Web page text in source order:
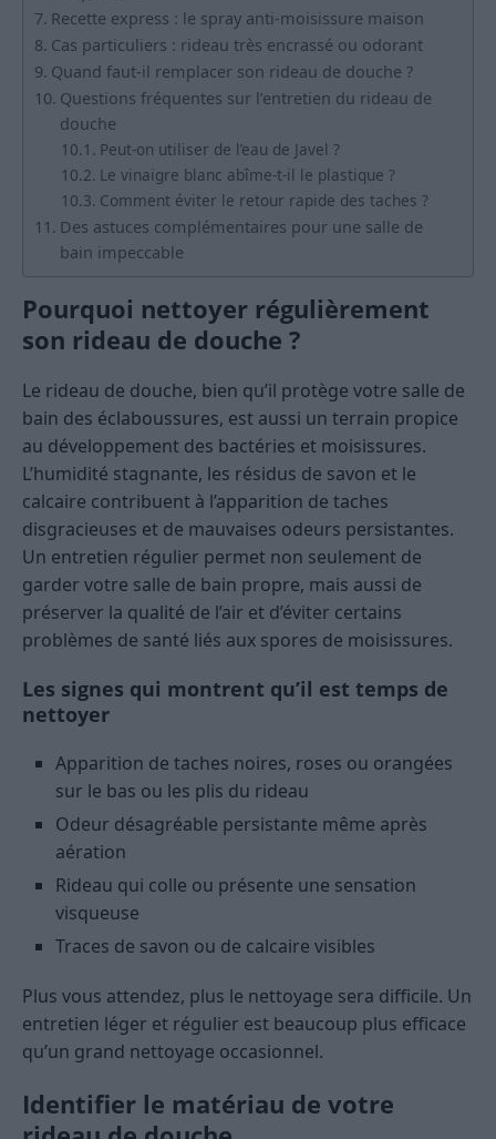
Recette express : le spray anti-moisissure maison
Cas particuliers : rideau très encrassé ou odorant
Quand faut-il remplacer son rideau de douche ?
Questions fréquentes sur l’entretien du rideau de
douche
Peut-on utiliser de l’eau de Javel ?
Le vinaigre blanc abîme-t-il le plastique ?
Comment éviter le retour rapide des taches ?
Des astuces complémentaires pour une salle de
bain impeccable
Pourquoi nettoyer régulièrement
son rideau de douche ?
Le rideau de douche, bien qu’il protège votre salle de
bain des éclaboussures, est aussi un terrain propice
au développement des bactéries et moisissures.
L’humidité stagnante, les résidus de savon et le
calcaire contribuent à l’apparition de taches
disgracieuses et de mauvaises odeurs persistantes.
Un entretien régulier permet non seulement de
garder votre salle de bain propre, mais aussi de
préserver la qualité de l’air et d’éviter certains
problèmes de santé liés aux spores de moisissures.
Les signes qui montrent qu’il est temps de
nettoyer
Apparition de taches noires, roses ou orangées
sur le bas ou les plis du rideau
Odeur désagréable persistante même après
aération
Rideau qui colle ou présente une sensation
visqueuse
Traces de savon ou de calcaire visibles
Plus vous attendez, plus le nettoyage sera difficile. Un
entretien léger et régulier est beaucoup plus efficace
qu’un grand nettoyage occasionnel.
Identifier le matériau de votre